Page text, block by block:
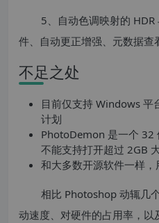
5、自动色调映射的
件、自动更正增强、元数据查
不足之处
目前仅支持 Windows 平
计划
PhotoDemon 是一个 32
不能支持打开超过 2GB
和大多数开源软件一样
相比 Photoshop 动辄几
动速度、对硬件的占用率，